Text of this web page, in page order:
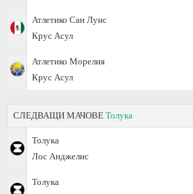
Атлетико Сан Луис
Крус Асул
Атлетико Морелия
Крус Асул
СЛЕДВАЩИ МАЧОВЕ Толука
Толука
Лос Анджелис
Толука